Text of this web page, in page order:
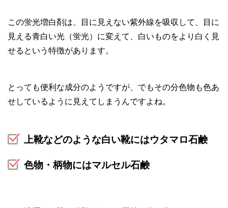
この蛍光増白剤は、目に見えない紫外線を吸収して、目に
見える青白い光（蛍光）に変えて、白いものをより白く見
せるという特徴があります。
とっても便利な成分のようですが、でもその分色物も色あ
せしているように見えてしまうんですよね。
上靴などのような白い靴にはウタマロ石鹸
色物・柄物にはマルセル石鹸